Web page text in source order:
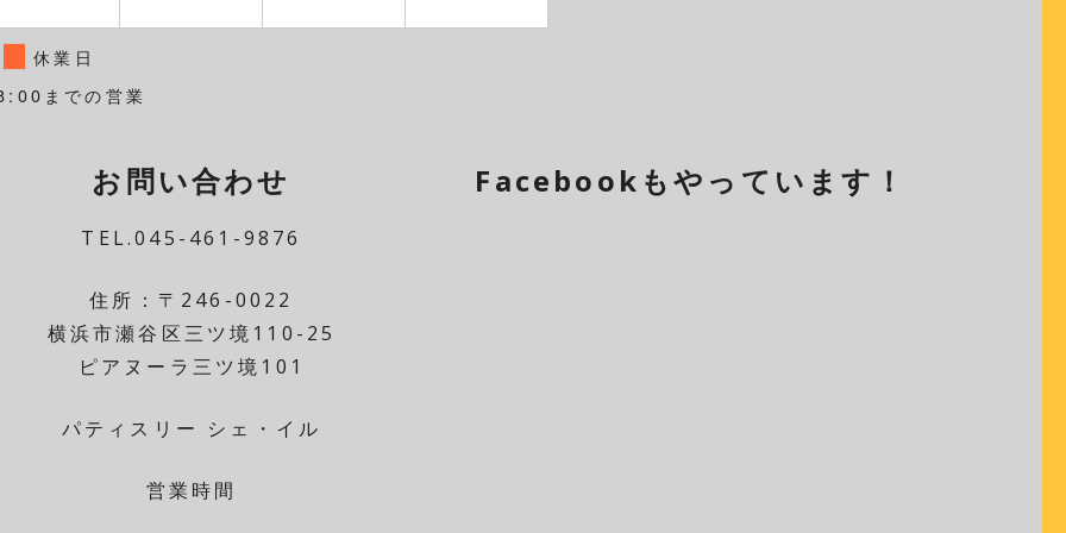
休業日
までの営業
お問い合わせ
TEL.045-461-9876
住所：〒246-0022
横浜市瀬谷区三ツ境110-25
ピアヌーラ三ツ境101
パティスリー シェ・イル
営業時間
Facebookもやっています！